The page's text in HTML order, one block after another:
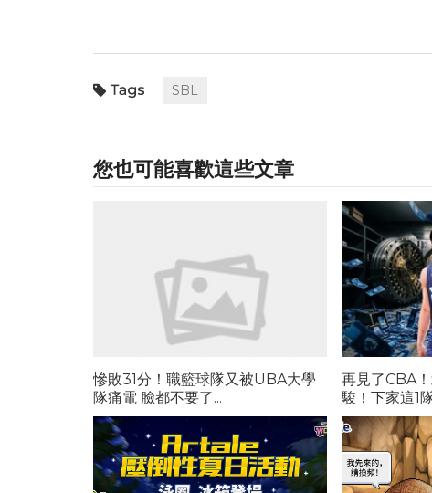
SBL
您也可能喜歡這些文章
慘敗31分！職籃球隊又被UBA大學
隊痛電 臉都不要了...
再見了CBA
駿！下家這1